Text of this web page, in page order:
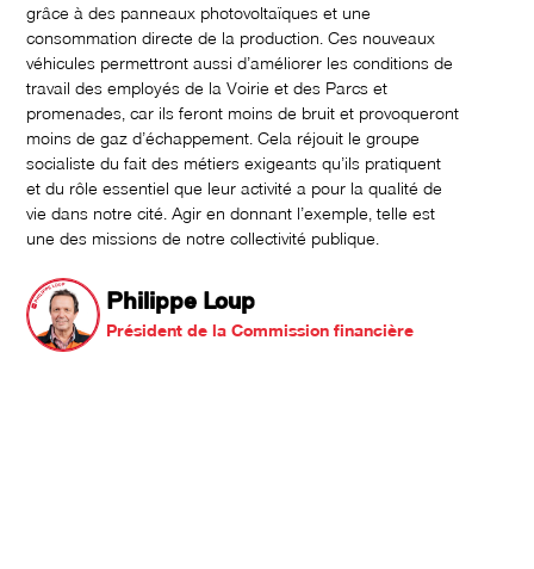
grâce à des panneaux photovoltaïques et une
consommation directe de la production. Ces nouveaux
véhicules permettront aussi d’améliorer les conditions de
travail des employés de la Voirie et des Parcs et
promenades, car ils feront moins de bruit et provoqueront
moins de gaz d’échappement. Cela réjouit le groupe
socialiste du fait des métiers exigeants qu’ils pratiquent
et du rôle essentiel que leur activité a pour la qualité de
vie dans notre cité. Agir en donnant l’exemple, telle est
une des missions de notre collectivité publique.
Philippe Loup
Président de la Commission financière